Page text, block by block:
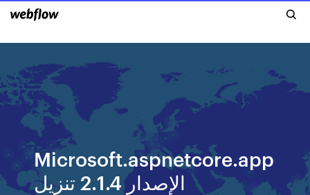
Microsoft.aspnetcore.app
الإصدار 2.1.4 تنزيل